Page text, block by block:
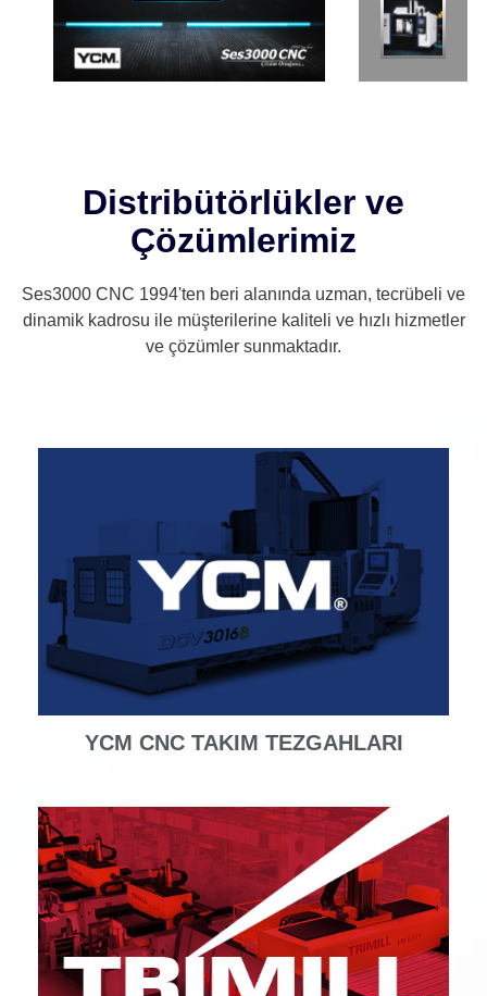
Distribütörlükler ve
Çözümlerimiz
Ses3000 CNC 1994'ten beri alanında uzman, tecrübeli ve
dinamik kadrosu ile müşterilerine kaliteli ve hızlı hizmetler
ve çözümler sunmaktadır.
YCM CNC TAKIM TEZGAHLARI